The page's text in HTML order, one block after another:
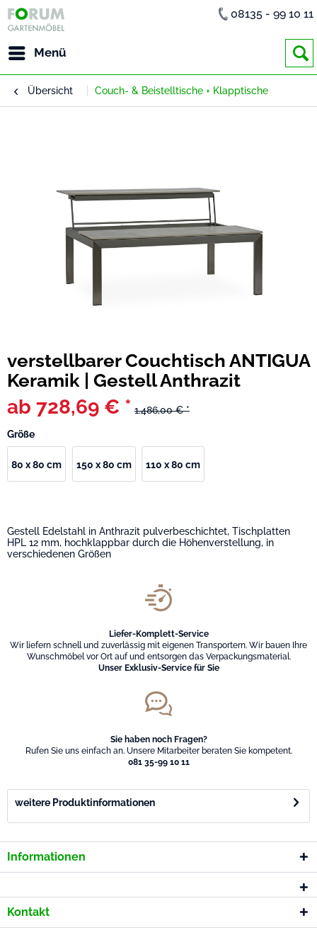
Menü
08135 - 99 10 11
Übersicht Couch- & Beistelltische + Klapptische
verstellbarer Couchtisch ANTIGUA
Keramik | Gestell Anthrazit
ab 728,69 € * 1.486,00 € *
Größe
80 x 80 cm 150 x 80 cm 110 x 80 cm
Gestell Edelstahl in Anthrazit pulverbeschichtet, Tischplatten
HPL 12 mm, hochklappbar durch die Höhenverstellung, in
verschiedenen Größen
Liefer-Komplett-Service
Wir liefern schnell und zuverlässig mit eigenen Transportern. Wir bauen Ihre
Wunschmöbel vor Ort auf und entsorgen das Verpackungsmaterial.
Unser Exklusiv-Service für Sie
Sie haben noch Fragen?
Rufen Sie uns einfach an. Unsere Mitarbeiter beraten Sie kompetent.
081 35-99 10 11
weitere Produktinformationen
Informationen
Kontakt